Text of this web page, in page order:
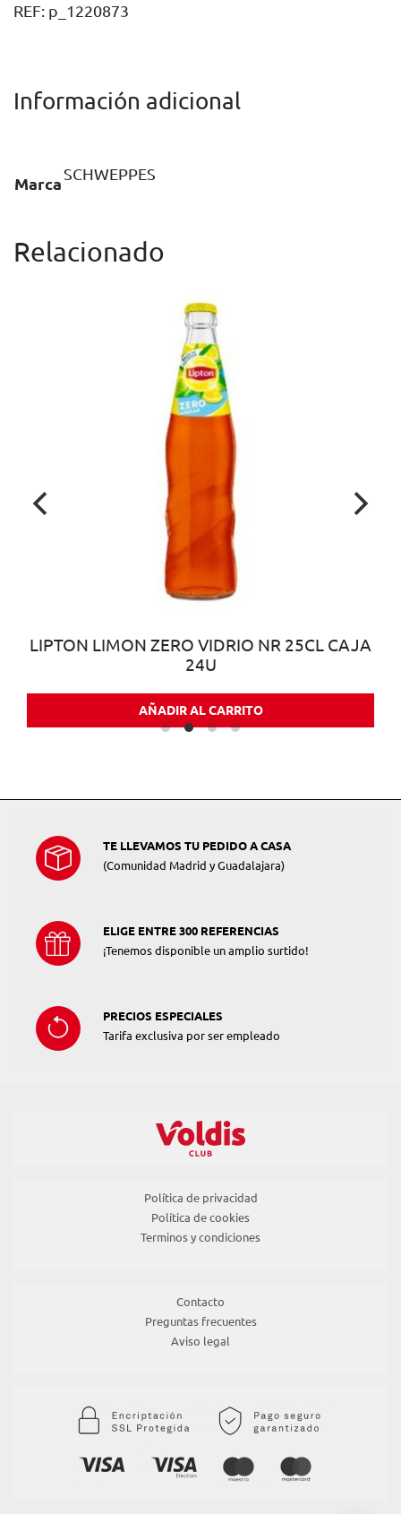
24U
REF: p_1220873
Información adicional
Marca
SCHWEPPES
Relacionado
LIPTON LIMON ZERO VIDRIO NR 25CL CAJA
24U
AÑADIR AL CARRITO
TE LLEVAMOS TU PEDIDO A CASA
(Comunidad Madrid y Guadalajara)
ELIGE ENTRE 300 REFERENCIAS
¡Tenemos disponible un amplio surtido!
PRECIOS ESPECIALES
Tarifa exclusiva por ser empleado
Política de privacidad
Política de cookies
Terminos y condiciones
Contacto
Preguntas frecuentes
Aviso legal